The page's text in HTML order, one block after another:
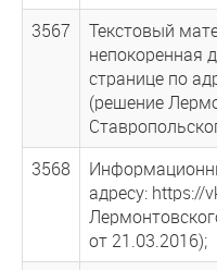
3567
Текстовый
непокоренная
странице по
(решение
3568
адресу: https://
от 21.03.2016);